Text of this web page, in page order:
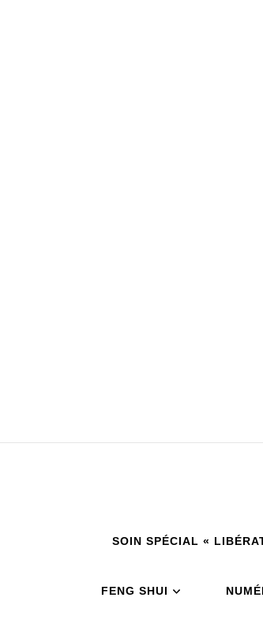
SOIN SPÉCIAL «
FENG SHUI